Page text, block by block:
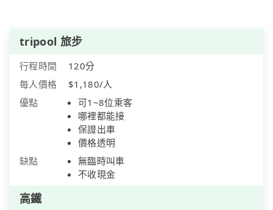
tripool 旅步
行程時間
120分
每人價格
$1,180/人
優點
可1~8位乘客
哪裡都能接
保證出車
價格透明
缺點
無臨時叫車
不收現金
高鐵